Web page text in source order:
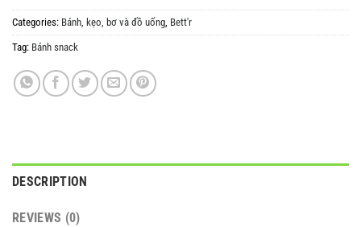
Categories: Bánh, kẹo, bơ và đồ uống, Bett'r
Tag: Bánh snack
DESCRIPTION
REVIEWS (0)